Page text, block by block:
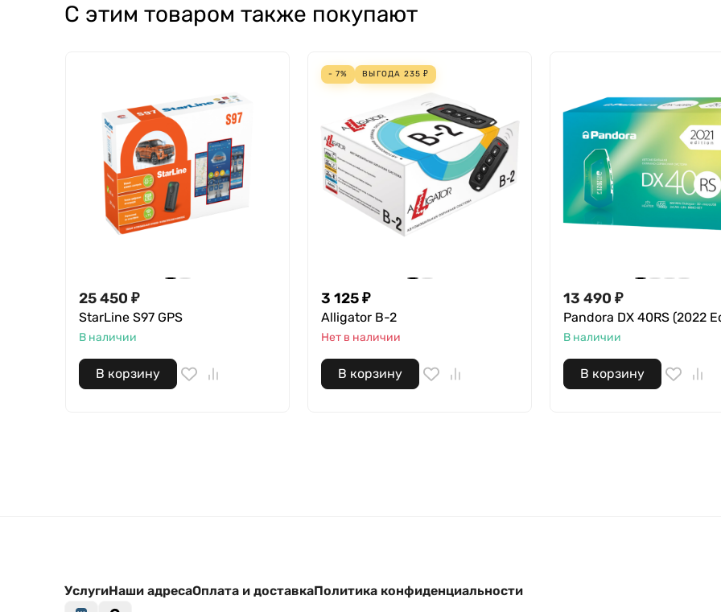
С этим товаром также покупают
25 450 ₽
StarLine S97 GPS
В наличии
В корзину
- 7% ВЫГОДА 235 ₽
3 125₽
Alligator B-2
Нет в наличии
В корзину
13 490 ₽
Pandora DX 40RS (2022
В наличии
В корзину
УслугиНаши адресаОплата и доставкаПолитика конфиденциальности